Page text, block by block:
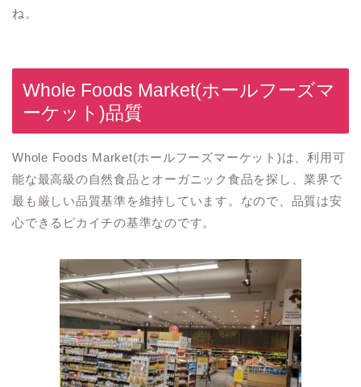
ね。
Whole Foods Market(ホールフーズマ
ーケット)品質
Whole Foods Market(ホールフーズマーケット)は、利用可
能な最高級の自然食品とオーガニック食品を探し、業界で
最も厳しい品質基準を維持しています。なので、品質は安
心できるピカイチの基準なのです。